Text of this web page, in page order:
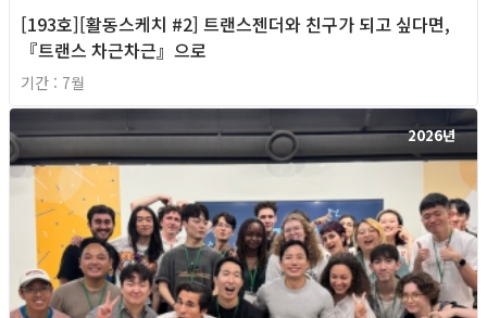
[193호][활동스케치 #2] 트랜스젠더와 친구가 되고 싶다면,
『트랜스 차근차근』으로
기간 : 7월
2026년